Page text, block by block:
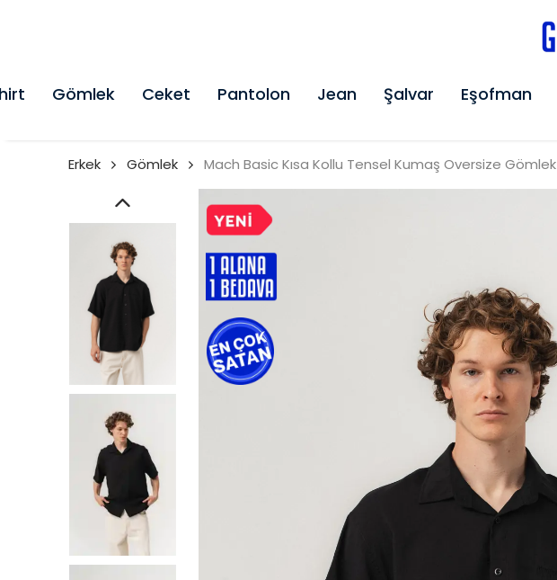
Gömlek Ceket Pantolon Jean Şalvar Eşofman
Erkek Gömlek Mach Basic Kısa Kollu Tensel Kumaş Oversize Gömlek